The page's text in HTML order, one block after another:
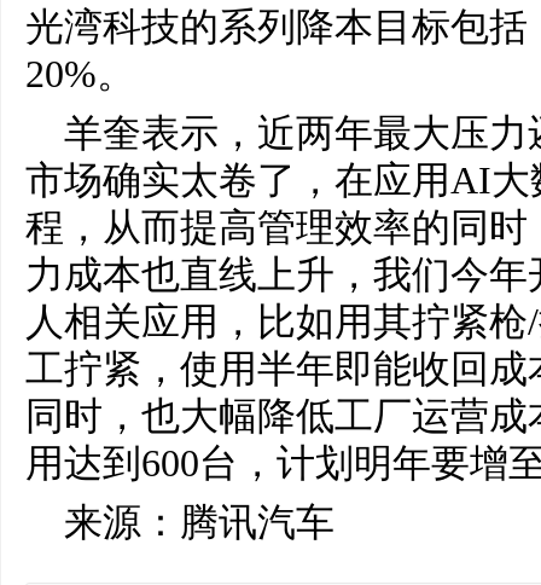
光湾科技的系列降本目标包
20%。
羊奎表示，近两年最大压
市场确实太卷了，在应用AI
程，从而提高管理效率的同
力成本也直线上升，我们今
人相关应用，比如用其拧紧
工拧紧，使用半年即能收回
同时，也大幅降低工厂运营
用达到600台，计划明年要增
来源：腾讯汽车